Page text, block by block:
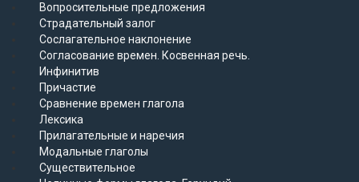
Вопросительные предложения
Страдательный залог
Сослагательное наклонение
Согласование времен. Косвенная речь.
Инфинитив
Причастие
Сравнение времен глагола
Лексика
Прилагательные и наречия
Модальные глаголы
Существительное